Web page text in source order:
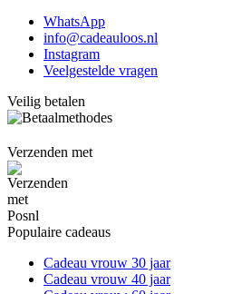
WhatsApp
info@cadeauloos.nl
Instagram
Veelgestelde vragen
Veilig betalen
Verzenden met
Populaire cadeaus
Cadeau vrouw 30 jaar
Cadeau vrouw 40 jaar